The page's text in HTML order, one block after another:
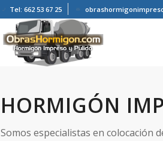
Tel: 662 53 67 25
HORMIGÓN
Somos especialistas en colocación